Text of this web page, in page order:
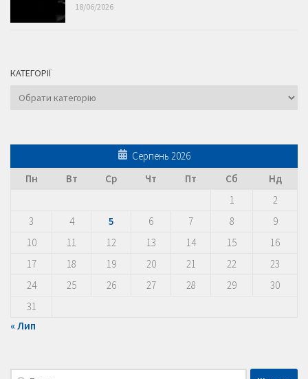
18/06/2026
КАТЕГОРІЇ
Категорії
Серпень 2026
Пн
Вт Ср Чт Пт Сб
Нд
1
2
3
4 5 6 7 8
9
10
11 12 13 14 15
16
17
18 19 20 21 22
23
24
25 26 27 28 29
30
31
« Лип
Пошук: